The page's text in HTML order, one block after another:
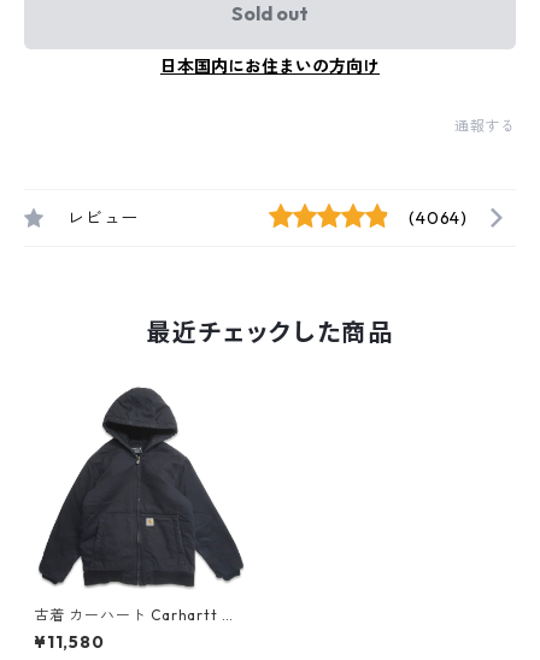
Sold out
日本国内にお住まいの方向け
通報する
レビュー (4064)
最近チェックした商品
古着 カーハート Carhartt ダ
ック アクティブジャケット ジ
ップアップ パーカージャケッ
¥11,580